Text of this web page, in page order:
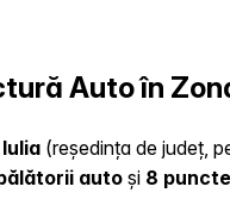
Auto în
(reședința de județ,
autoși 8